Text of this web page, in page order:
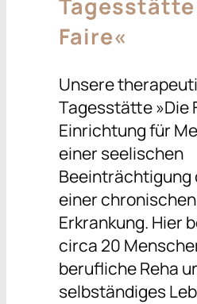
Tagesstätte
Faire«
Unsere
Tagesstätte »Die
Einrichtung für
einer seelischen
Beeinträchtigung
einer
Erkrankung. Hier
circa 20
berufliche Reha
selbständiges